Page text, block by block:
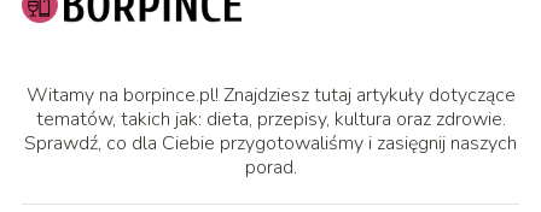
Witamy na borpince.pl! Znajdziesz tutaj artykuły dotyczące
tematów, takich jak: dieta, przepisy, kultura oraz zdrowie.
Sprawdź, co dla Ciebie przygotowaliśmy i zasięgnij naszych
porad.